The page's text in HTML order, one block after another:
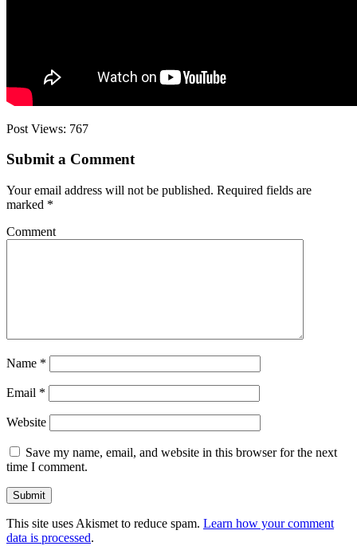
Post Views: 767
Submit a Comment
Your email address will not be published. Required fields are
marked *
Comment
Name *
Email *
Website
Save my name, email, and website in this browser for the next
time I comment.
This site uses Akismet to reduce spam. Learn how your comment
data is processed.